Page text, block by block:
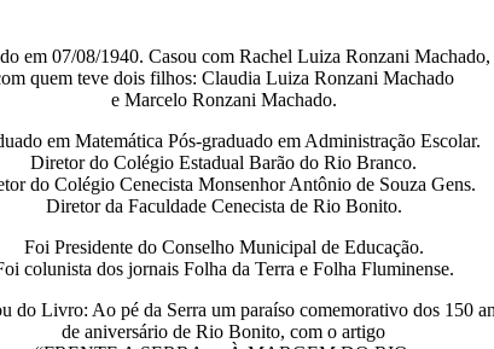
em 07/08/1940. Casou com Rachel Luiza Ronzani Machado,
quem teve dois filhos: Claudia Luiza Ronzani Machado
e Marcelo Ronzani Machado.
em Matemática Pós-graduado em Administração Escolar.
Diretor do Colégio Estadual Barão do Rio Branco.
do Colégio Cenecista Monsenhor Antônio de Souza Gens.
Diretor da Faculdade Cenecista de Rio Bonito.
Foi Presidente do Conselho Municipal de Educação.
colunista dos jornais Folha da Terra e Folha Fluminense.
do Livro: Ao pé da Serra um paraíso comemorativo dos 150
de aniversário de Rio Bonito, com o artigo